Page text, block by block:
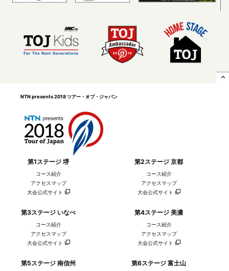
メリカ）
expand_less
NTN presents 2018 ツアー・オブ・ジャパン
第1ステージ 堺
コース紹介
アクセスマップ
大会公式サイト
第2ステージ 京都
コース紹介
アクセスマップ
大会公式サイト
第3ステージ いなべ
コース紹介
アクセスマップ
大会公式サイト
第4ステージ 美濃
コース紹介
アクセスマップ
大会公式サイト
第5ステージ 南信州 第6ステージ 富士山